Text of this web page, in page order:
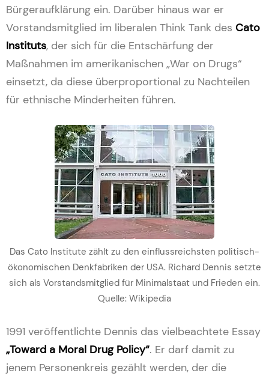
Bürgeraufklärung ein. Darüber hinaus war er
Vorstandsmitglied im liberalen Think Tank des Cato
Instituts, der sich für die Entschärfung der
Maßnahmen im amerikanischen „War on Drugs“
einsetzt, da diese überproportional zu Nachteilen
für ethnische Minderheiten führen.
Das Cato Institute zählt zu den einflussreichsten politisch-
ökonomischen Denkfabriken der USA. Richard Dennis setzte
sich als Vorstandsmitglied für Minimalstaat und Frieden ein.
Quelle: Wikipedia
1991 veröffentlichte Dennis das vielbeachtete Essay
„Toward a Moral Drug Policy“. Er darf damit zu
jenem Personenkreis gezählt werden, der die